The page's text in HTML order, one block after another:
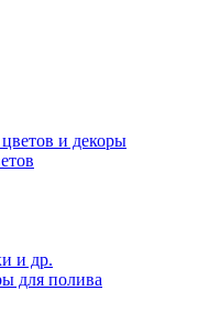
и декоры
и др.
для полива